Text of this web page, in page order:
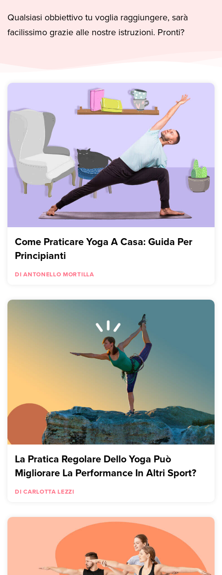
Qualsiasi obbiettivo tu voglia raggiungere, sarà
facilissimo grazie alle nostre istruzioni. Pronti?
Come Praticare Yoga A Casa: Guida Per
Principianti
DI ANTONELLO MORTILLA
La Pratica Regolare Dello Yoga Può
Migliorare La Performance In Altri Sport?
DI CARLOTTA LEZZI